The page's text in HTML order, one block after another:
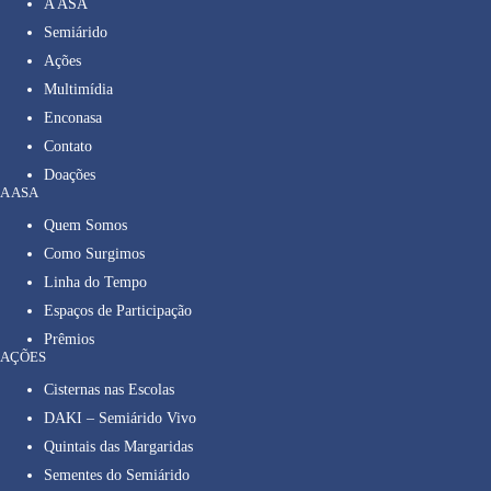
A ASA
Semiárido
Ações
Multimídia
Enconasa
Contato
Doações
A ASA
Quem Somos
Como Surgimos
Linha do Tempo
Espaços de Participação
Prêmios
AÇÕES
Cisternas nas Escolas
DAKI – Semiárido Vivo
Quintais das Margaridas
Sementes do Semiárido